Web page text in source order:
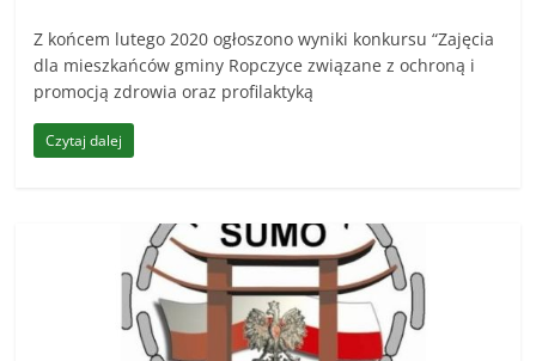
Z końcem lutego 2020 ogłoszono wyniki konkursu “Zajęcia
dla mieszkańców gminy Ropczyce związane z ochroną i
promocją zdrowia oraz profilaktyką
Czytaj dalej